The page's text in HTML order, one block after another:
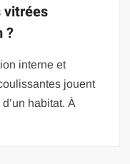
vitrées
?
interne et
jouent
habitat. À